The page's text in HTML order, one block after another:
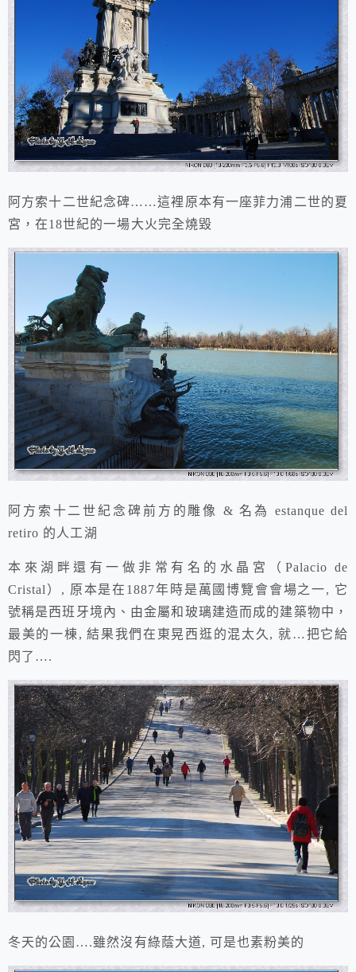
阿方索十二世紀念碑……這裡原本有一座菲力浦二世的夏
宮，在18世紀的一場大火完全燒毀
阿方索十二世紀念碑前方的雕像 & 名為 estanque del
retiro 的人工湖
本來湖畔還有一做非常有名的水晶宮（Palacio de
Cristal）, 原本是在1887年時是萬國博覽會會場之一, 它
號稱是西班牙境內、由金屬和玻璃建造而成的建築物中，
最美的一棟, 結果我們在東晃西逛的混太久, 就…把它給
閃了….
冬天的公園….雖然沒有綠蔭大道, 可是也素粉美的